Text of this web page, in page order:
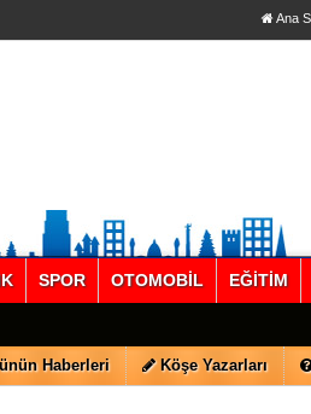
Ana
SPOR OTOMOBİL EĞİTİM
Haberleri Köşe Yazarları